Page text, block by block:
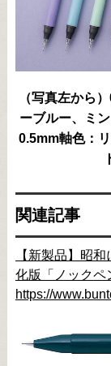
（写真左から
ーブルー、ミ
0.5mm軸色：
関連記事
【新製品】昭
化版「ノックペ
https://